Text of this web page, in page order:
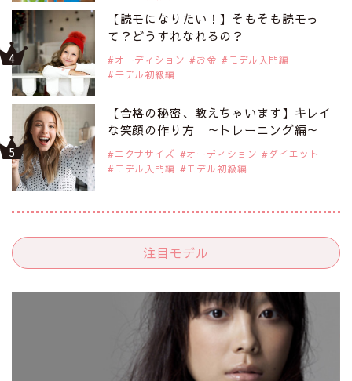
【読モになりたい！】そもそも読モっ
て？どうすれなれるの？
オーディション お金
モデル入門編
モデル初級編
【合格の秘密、教えちゃいます】キレイ
な笑顔の作り方 ～トレーニング編～
エクササイズ オーディション
ダイエット
モデル入門編
モデル初級編
注目モデル